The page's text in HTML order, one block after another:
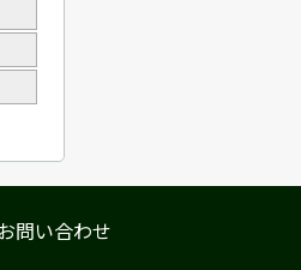
問い合わせ